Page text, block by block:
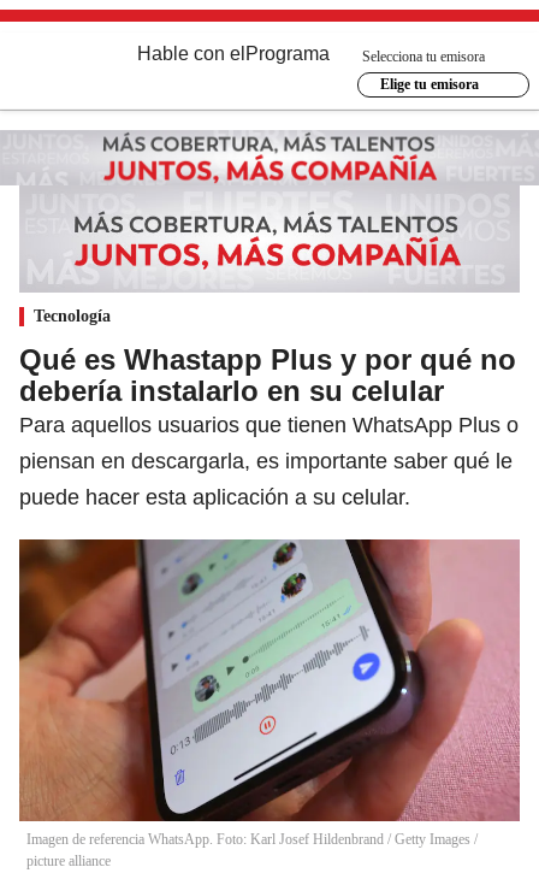
Hable con el Programa
Selecciona tu emisora
Elige tu emisora
Tecnología
Qué es Whastapp Plus y por qué no
debería instalarlo en su celular
Para aquellos usuarios que tienen WhatsApp Plus o
piensan en descargarla, es importante saber qué le
puede hacer esta aplicación a su celular.
Imagen de referencia WhatsApp. Foto: Karl Josef Hildenbrand / Getty Images /
picture alliance